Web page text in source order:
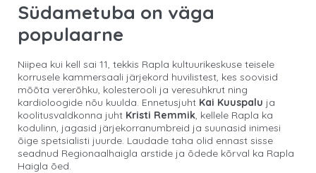
Südametuba on väga
populaarne
Niipea kui kell sai 11, tekkis Rapla kultuurikeskuse teisele
korrusele kammersaali järjekord huvilistest, kes soovisid
mõõta vererõhku, kolesterooli ja veresuhkrut ning
kardioloogide nõu kuulda. Ennetusjuht Kai Kuuspalu ja
koolitusvaldkonna juht Kristi Remmik, kellele Rapla ka
kodulinn, jagasid järjekorranumbreid ja suunasid inimesi
õige spetsialisti juurde. Laudade taha olid ennast sisse
seadnud Regionaalhaigla arstide ja õdede kõrval ka Rapla
Haigla õed.